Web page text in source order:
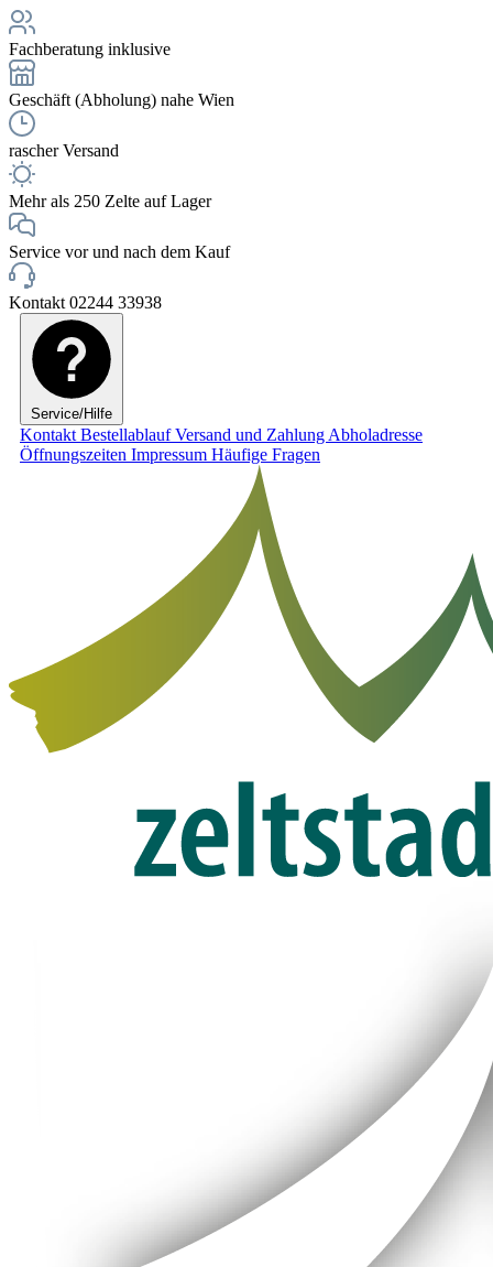
Fachberatung inklusive
Geschäft (Abholung) nahe Wien
rascher Versand
Mehr als 250 Zelte auf Lager
Service vor und nach dem Kauf
Kontakt 02244 33938
Service/Hilfe
Kontakt BestellablaufVersand und Zahlung Abholadresse
Öffnungszeiten Impressum Häufige Fragen